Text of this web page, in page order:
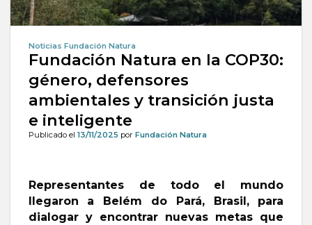
Noticias Fundación Natura
Fundación Natura en la COP30:
género, defensores
ambientales y transición justa
e inteligente
Publicado el 13/11/2025 por Fundación Natura
Representantes de todo el mundo
llegaron a Belém do Pará, Brasil, para
dialogar y encontrar nuevas metas que